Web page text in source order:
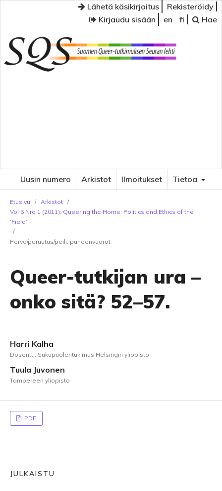
Lähetä käsikirjoitus
Rekisteröidy
Kirjaudu sisään
en fi Hae
Uusin numero Arkistot Ilmoitukset Tietoa
Etusivu / Arkistot /
Vol 5 Nro 1 (2011): Queering the Home: Politics and Ethics of the
‘Field’
/
Pervo/peruutus/peili: puheenvuorot
Queer-tutkijan ura –
onko sitä? 52–57.
Harri Kalha
Dosentti, Sukupuolentukimus Helsingin yliopisto
Tuula Juvonen
Tampereen yliopisto
PDF
JULKAISTU